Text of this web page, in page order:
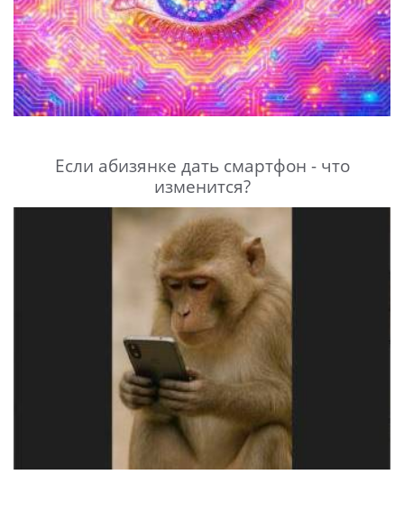
Если абизянке дать смартфон - что
изменится?